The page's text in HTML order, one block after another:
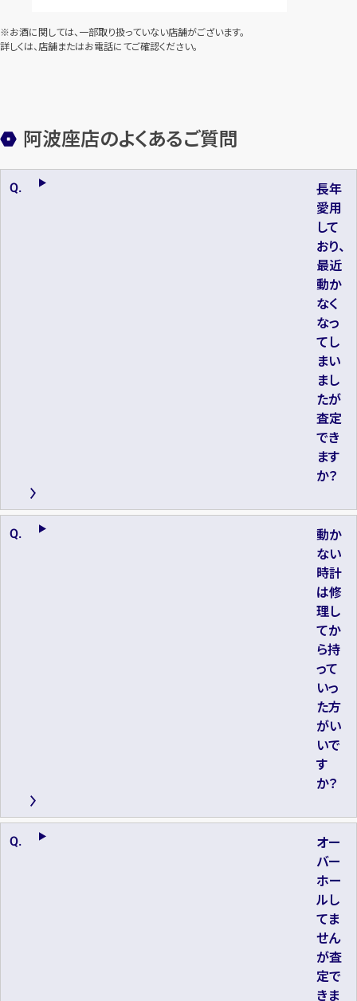
※お酒に関しては、一部取り扱っていない店舗がございます。
詳しくは、店舗またはお電話にてご確認ください。
阿波座店のよくあるご質問
長年
愛用
して
おり、
最近
動か
なく
なっ
てし
まい
まし
たが
査定
でき
ます
か？
動か
ない
時計
は修
理し
てか
ら持
って
いっ
た方
がい
いで
す
か？
オー
バー
ホー
ルし
てま
せん
が査
定で
きま